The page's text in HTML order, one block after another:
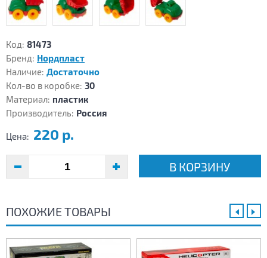
Код: 81473
Бренд: Нордпласт
Наличие: Достаточно
Кол-во в коробке: 30
Материал: пластик
Производитель: Россия
Цена: 220 р.
В КОРЗИНУ
ПОХОЖИЕ ТОВАРЫ